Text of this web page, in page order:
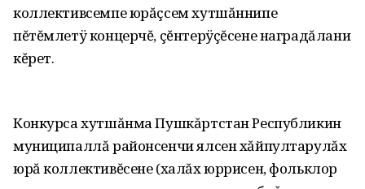
коллективсемпе юрăçсем хутшăннипе
пĕтĕмлетÿ концерчĕ, çĕнтерÿçĕсене наградăлани
кĕрет.
Конкурса хутшăнма Пушкăртстан Республикин
муниципаллă районсенчи ялсен хăйпултарулăх
юрă коллективĕсене (халăх юррисен, фольклор